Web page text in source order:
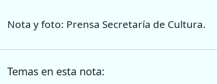
Nota y foto: Prensa Secretaría de Cultura.
Temas en esta nota: